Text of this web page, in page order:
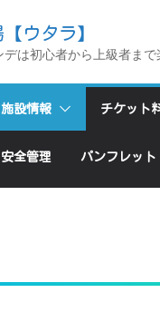
ウタラ】
は初心者から上級者まで
設情報 チケット
安全管理 パンフレット